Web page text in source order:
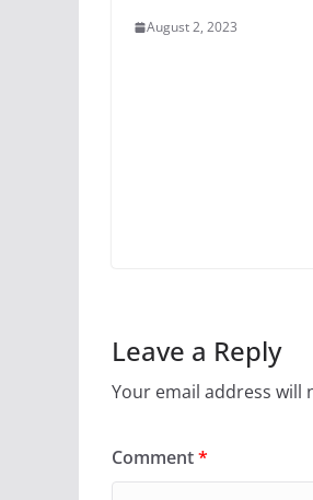
August 2, 2023
Leave a Reply
Your email address will
Comment*